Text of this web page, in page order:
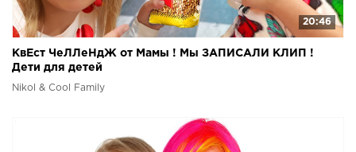
20:46
КвЕст ЧеЛЛеНдЖ от Мамы ! Мы ЗАПИСАЛИ КЛИП !
Дети для детей
Nikol & Cool Family